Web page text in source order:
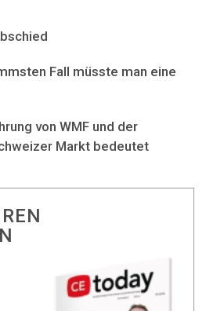
Fall müsste man eine
von WMF und der
Markt bedeutet